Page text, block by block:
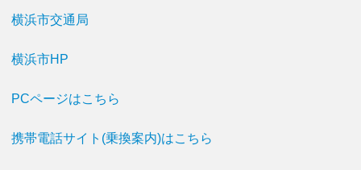
横浜市交通局
横浜市HP
PCページはこちら
携帯電話サイト(乗換案内)はこちら